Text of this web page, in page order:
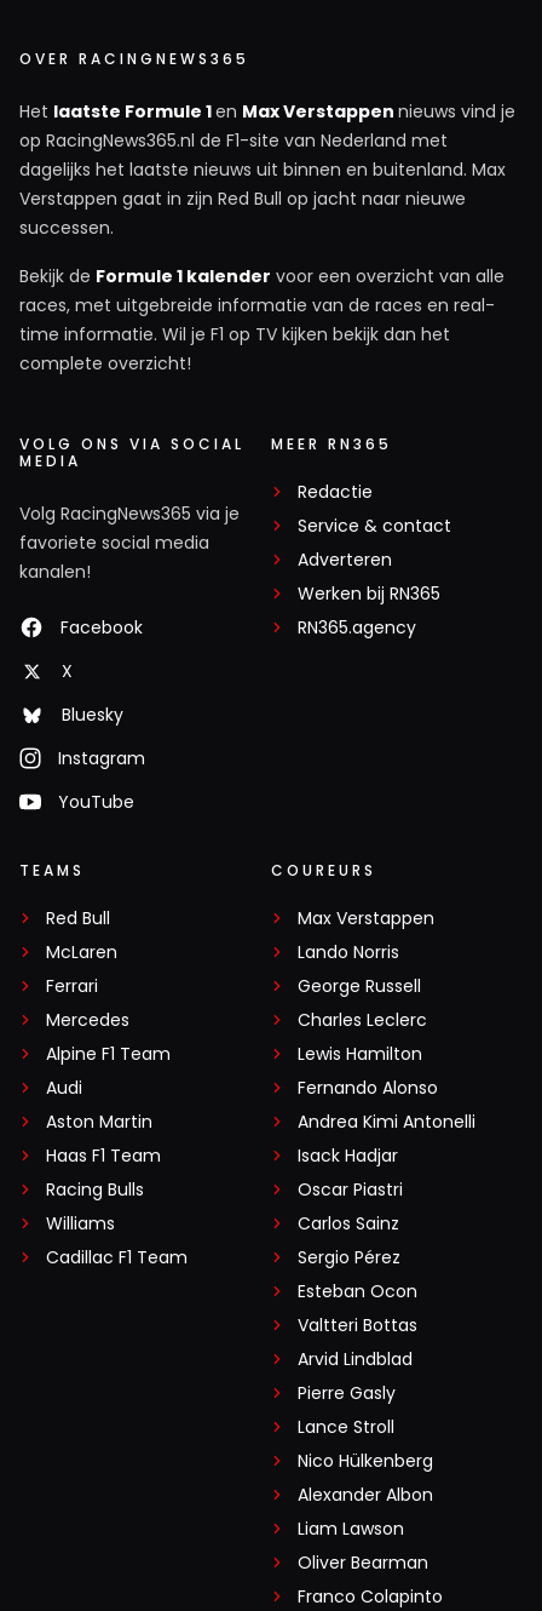
OVER RACINGNEWS365
Het laatste Formule 1en Max Verstappen nieuws vind je
op RacingNews365.nl de F1-site van Nederland met
dagelijks het laatste nieuws uit binnen en buitenland. Max
Verstappen gaat in zijn Red Bull op jacht naar nieuwe
successen.
Bekijk de Formule 1 kalender voor een overzicht van alle
races, met uitgebreide informatie van de races en real-
time informatie. Wil je F1 op TV kijken bekijk dan het
complete overzicht!
VOLG ONS VIA SOCIAL
MEDIA
Volg RacingNews365 via je
favoriete social media
kanalen!
Facebook
X
Bluesky
Instagram
YouTube
MEER RN365
Redactie
Service & contact
Adverteren
Werken bij RN365
RN365.agency
TEAMS
Red Bull
McLaren
Ferrari
Mercedes
Alpine F1 Team
Audi
Aston Martin
Haas F1 Team
Racing Bulls
Williams
Cadillac F1 Team
COUREURS
Max Verstappen
Lando Norris
George Russell
Charles Leclerc
Lewis Hamilton
Fernando Alonso
Andrea Kimi Antonelli
Isack Hadjar
Oscar Piastri
Carlos Sainz
Sergio Pérez
Esteban Ocon
Valtteri Bottas
Arvid Lindblad
Pierre Gasly
Lance Stroll
Nico Hülkenberg
Alexander Albon
Liam Lawson
Oliver Bearman
Franco Colapinto